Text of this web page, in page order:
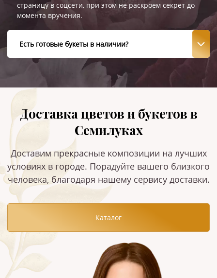
страницу в соцсети, при этом не раскроем секрет до
момента вручения.
Есть готовые букеты в наличии?
Доставка цветов и букетов в
Семилуках
Доставим прекрасные композиции на лучших
условиях в городе. Порадуйте вашего близкого
человека, благодаря нашему сервису доставки.
Каталог